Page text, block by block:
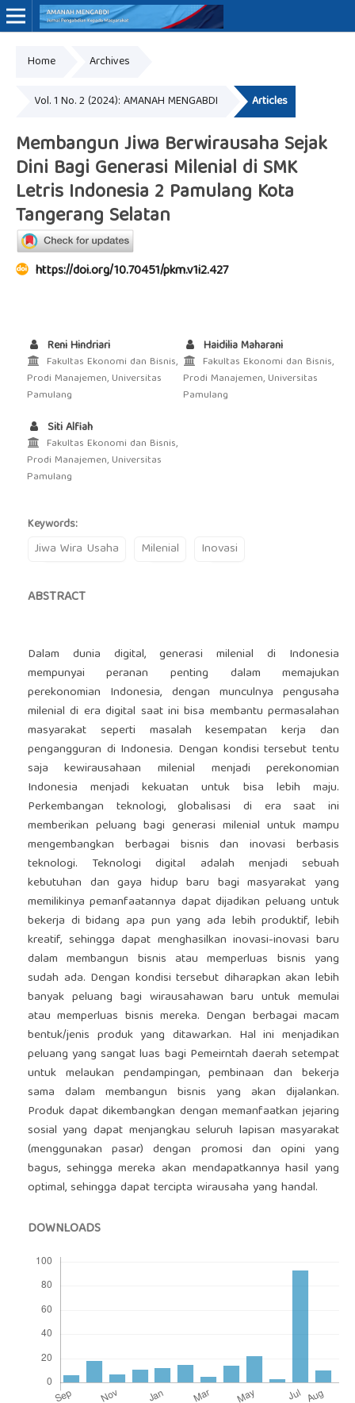
Home Archives
Vol. 1 No. 2 (2024): AMANAH MENGABDI Articles
Membangun Jiwa Berwirausaha Sejak
Dini Bagi Generasi Milenial di SMK
Letris Indonesia 2 Pamulang Kota
Tangerang Selatan
https://doi.org/10.70451/pkm.v1i2.427
Reni Hindriari
Fakultas Ekonomi dan Bisnis,
Prodi Manajemen, Universitas
Pamulang
Haidilia Maharani
Fakultas Ekonomi dan Bisnis,
Prodi Manajemen, Universitas
Pamulang
Siti Alfiah
Fakultas Ekonomi dan Bisnis,
Prodi Manajemen, Universitas
Pamulang
Keywords:
Jiwa Wira Usaha Milenial Inovasi
ABSTRACT
Dalam dunia digital, generasi milenial di Indonesia
mempunyai peranan penting dalam memajukan
perekonomian Indonesia, dengan munculnya pengusaha
milenial di era digital saat ini bisa membantu permasalahan
masyarakat seperti masalah kesempatan kerja dan
pengangguran di Indonesia. Dengan kondisi tersebut tentu
saja kewirausahaan milenial menjadi perekonomian
Indonesia menjadi kekuatan untuk bisa lebih maju.
Perkembangan teknologi, globalisasi di era saat ini
memberikan peluang bagi generasi milenial untuk mampu
mengembangkan berbagai bisnis dan inovasi berbasis
teknologi. Teknologi digital adalah menjadi sebuah
kebutuhan dan gaya hidup baru bagi masyarakat yang
memilikinya pemanfaatannya dapat dijadikan peluang untuk
bekerja di bidang apa pun yang ada lebih produktif, lebih
kreatif, sehingga dapat menghasilkan inovasi-inovasi baru
dalam membangun bisnis atau memperluas bisnis yang
sudah ada. Dengan kondisi tersebut diharapkan akan lebih
banyak peluang bagi wirausahawan baru untuk memulai
atau memperluas bisnis mereka. Dengan berbagai macam
bentuk/jenis produk yang ditawarkan. Hal ini menjadikan
peluang yang sangat luas bagi Pemeirntah daerah setempat
untuk melaukan pendampingan, pembinaan dan bekerja
sama dalam membangun bisnis yang akan dijalankan.
Produk dapat dikembangkan dengan memanfaatkan jejaring
sosial yang dapat menjangkau seluruh lapisan masyarakat
(menggunakan pasar) dengan promosi dan opini yang
bagus, sehingga mereka akan mendapatkannya hasil yang
optimal, sehingga dapat tercipta wirausaha yang handal.
DOWNLOADS